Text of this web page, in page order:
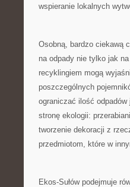
wspieranie lokalnych
Osobną, bardzo ciekawą
na odpady nie tylko jak
recyklingiem mogą
poszczególnych
ograniczać ilość
stronę ekologii:
tworzenie dekoracji z
przedmiotom, które w
Ekos-Sułów podejmuje